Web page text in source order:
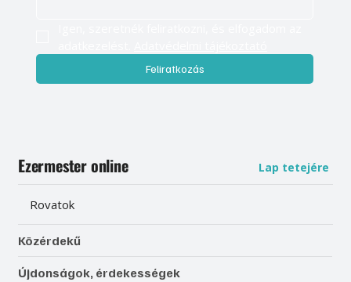
Feliratkozás
Ezermester online Lap tetejére
Rovatok
Közérdekű
Újdonságok, érdekességek